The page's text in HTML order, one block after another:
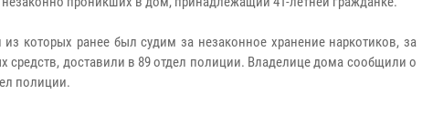
которых ранее был судим за незаконное хранение наркотиков, за
доставили в 89 отдел полиции. Владелице дома сообщили о
полиции.